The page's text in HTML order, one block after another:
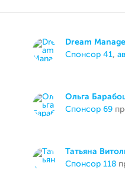
Dream
спонсор 41,
Ольга
спонсор 69
Татьяна
спонсор 118